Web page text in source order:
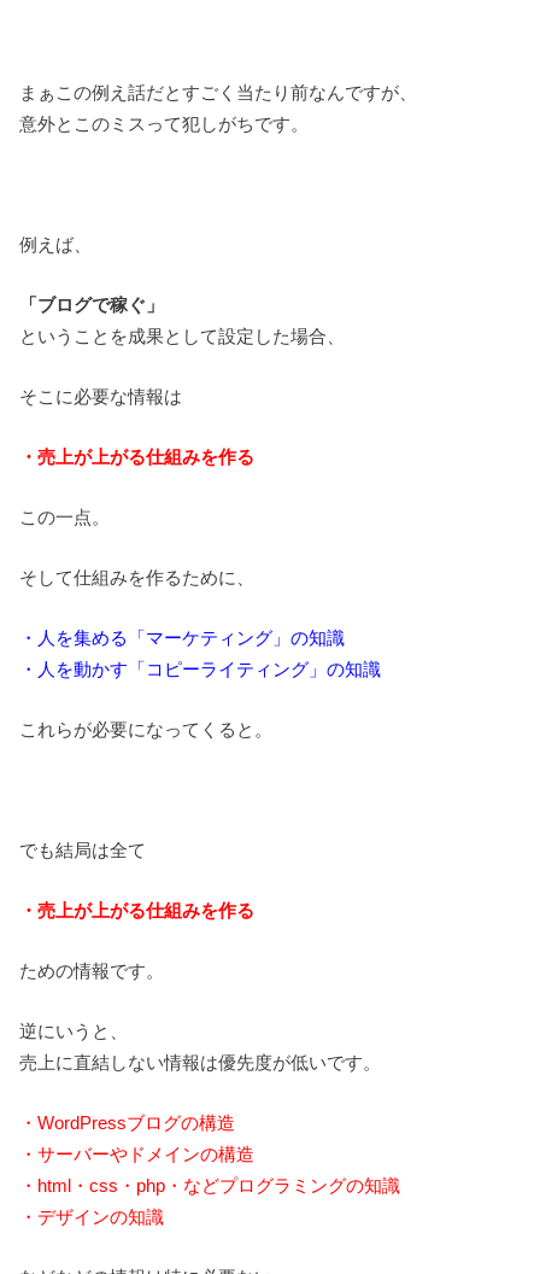
まぁこの例え話だとすごく当たり前なんですが、
意外とこのミスって犯しがちです。
例えば、
「ブログで稼ぐ」
ということを成果として設定した場合、
そこに必要な情報は
・売上が上がる仕組みを作る
この一点。
そして仕組みを作るために、
・人を集める「マーケティング」の知識
・人を動かす「コピーライティング」の知識
これらが必要になってくると。
でも結局は全て
・売上が上がる仕組みを作る
ための情報です。
逆にいうと、
売上に直結しない情報は優先度が低いです。
・WordPressブログの構造
・サーバーやドメインの構造
・html・css・php・などプログラミングの知識
・デザインの知識